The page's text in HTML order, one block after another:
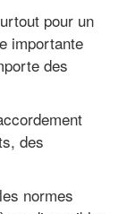
pour un
importante
des
des
normes